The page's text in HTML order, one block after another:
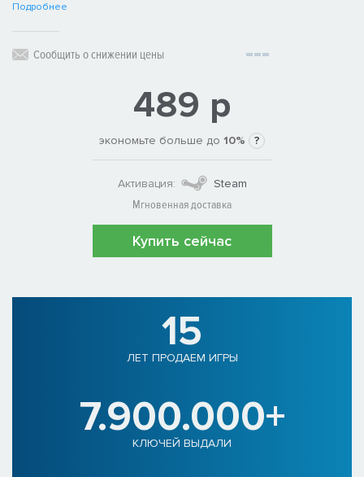
Подробнее
Сообщить о снижении цены
489 р
экономьте больше до 10% ?
Активация:
Steam
Мгновенная доставка
Купить сейчас
15
ЛЕТ ПРОДАЕМ ИГРЫ
7.900.000+
КЛЮЧЕЙ ВЫДАЛИ